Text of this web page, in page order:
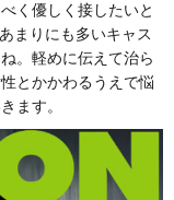
く優しく接したいと
まりにも多いキャス
。軽めに伝えて治ら
とかかわるうえで悩
ます。